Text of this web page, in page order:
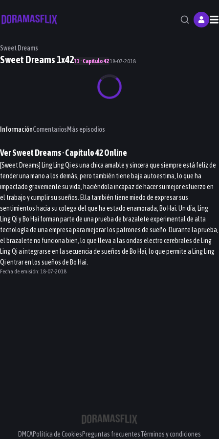
Sweet Dreams
Sweet Dreams 1x42T1 · Capítulo 4218-07-2018
InformaciónComentariosMás episodios
VerSweet Dreams· Capítulo42Online
[Sweet Dreams] Ling Ling Qi es una chica amable y sincera que siempre está feliz de
tender una mano a los demás, pero también tiene baja autoestima, lo que ha
impactado gravemente su vida, haciéndola incapaz de hacer su mejor esfuerzo en
el trabajo y cumplir su sueños. Ella también tiene miedo de expresar sus
sentimientos hacia su colega del que ha estado enamorada, Bo Hai. Un día, Ling
Ling Qi y Bo Hai forman parte de una prueba de brazalete experimental de alta
tecnología de una empresa para mejorar los patrones de sueño. Durante la prueba,
el brazalete no funciona bien, lo que lleva a las ondas electro cerebrales de Ling
Ling Qi a integrarse en la secuencia de sueños de Bo Hai, lo que permite a Ling Ling
Qi entrar en los sueños de Bo Hai.
Fecha de emisión: 18-07-2018
DMCAPolítica de CookiesPreguntas frecuentesTérminos y condiciones